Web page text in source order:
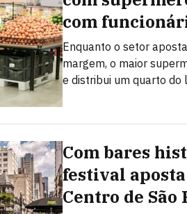
com
Enquanto o setor
margem, o maior
e distribui um quarto do
Com bares
festival
Centro de São